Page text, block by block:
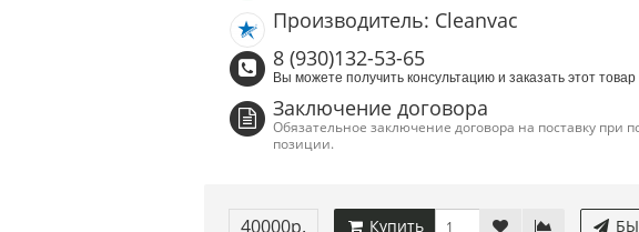
Производитель: Cleanvac
8 (930)132-53-65
Вы можете получить консультацию и заказать этот
Заключение договора
Обязательное заключение договора на поставку при
позиции.
40000р. Купить